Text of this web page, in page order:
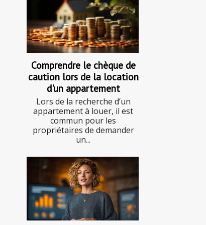
Comprendre le chèque de
caution lors de la location
d'un appartement
Lors de la recherche d’un
appartement à louer, il est
commun pour les
propriétaires de demander
un...